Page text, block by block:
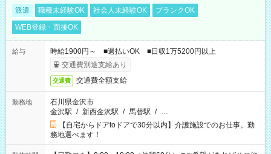
派遣 職種未経験OK 社会人未経験OK
ブランクOK
WEB登録・面接OK
給与
時給1900円～ ■週払いOK ■日収1万5200円以上
交通費別途支給あり
交通費 交通費全額支給
勤務地
石川県金沢市
金沢駅 / 新西金沢駅 / 馬替駅 / …
【自宅からドアtoドアで30分以内】介護施設でのお仕事。勤
務地選べます！